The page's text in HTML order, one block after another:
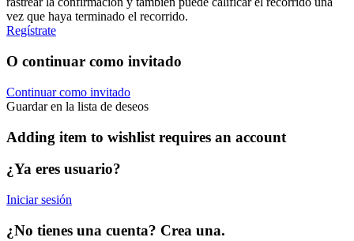
vez que haya terminado el recorrido.
Regístrate
O continuar como invitado
Continuar como invitado
Guardar en la lista de deseos
Adding item to wishlist requires an account
¿Ya eres usuario?
Iniciar sesión
¿No tienes una cuenta? Crea una.